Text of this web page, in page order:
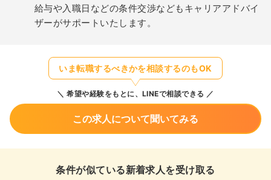
給与や入職日などの条件交渉などもキャリアアドバイ
ザーがサポートいたします。
いま転職するべきかを相談するのもOK
希望や経験をもとに、LINEで相談できる
この求人について聞いてみる
条件が似ている新着求人を受け取る